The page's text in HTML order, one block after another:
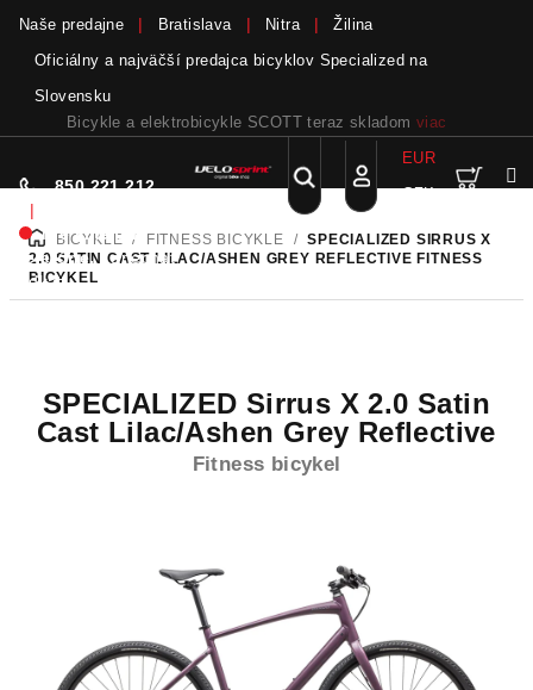
obsah
Naše predajne Bratislava Nitra
Žilina
Oficiálny a najväčší predajca bicyklov Specialized na
Slovensku
Bicykle a elektrobicykle SCOTT teraz skladom viac
850 221 212
|
Nie sme pri
telefóne. Zanechať
odkaz
Hľadať
Prihlásenie
EUR
CZK
DOMOVBICYKLE / FITNESS BICYKLE / SPECIALIZED SIRRUS X
2.0 SATIN CAST LILAC/ASHEN GREY REFLECTIVE FITNESS
BICYKEL
SPECIALIZED Sirrus X 2.0 Satin
Cast Lilac/Ashen Grey Reflective
Fitness bicykel